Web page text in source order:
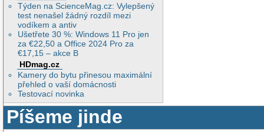
Týden na ScienceMag.cz: Vylepšený
test nenašel žádný rozdíl mezi
vodíkem a antiv
Ušetřete 30 %: Windows 11 Pro jen
za €22,50 a Office 2024 Pro za
€17,15 – akce B
HDmag.cz
Kamery do bytu přinesou maximální
přehled o vaší domácnosti
Testovací novinka
Píšeme jinde